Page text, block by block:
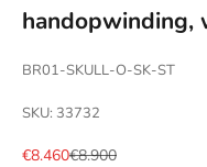
handopwinding,
BR01-SKULL-O-SK-ST
SKU: 33732
Aanbiedingsprijs
€8.460Normale prijs
€8.900